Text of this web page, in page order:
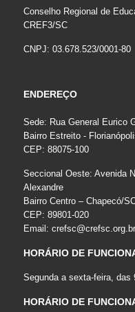
Conselho Regional de
CREF3/SC
CNPJ: 03.678.523/0001-80
ENDEREÇO
Sede: Rua General Eurico
Bairro Estreito -
CEP: 88075-100
Seccional Oeste: Avenida
Alexandre
Bairro Centro – Chapecó/
CEP: 89801-020
Email: crefsc@crefsc.org.br
HORÁRIO DE
Segunda a sexta-feira, das
HORÁRIO DE